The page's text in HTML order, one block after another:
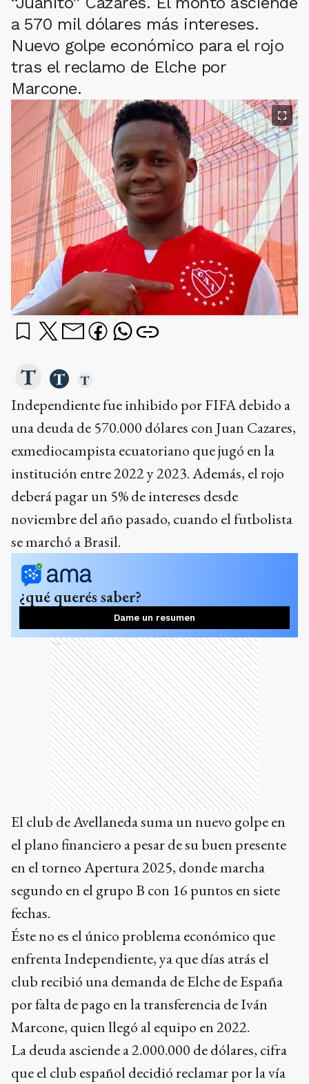
a 570 mil dólares más intereses.
Nuevo golpe económico para el rojo
tras el reclamo de Elche por
Marcone.
Independiente fue inhibido por FIFA debido a
una deuda de 570.000 dólares con Juan Cazares,
exmediocampista ecuatoriano que jugó en la
institución entre 2022 y 2023. Además, el rojo
deberá pagar un 5% de intereses desde
noviembre del año pasado, cuando el futbolista
se marchó a Brasil.
¿qué querés saber?
Dame un resumen
Ads
El club de Avellaneda suma un nuevo golpe en
el plano financiero a pesar de su buen presente
en el torneo Apertura 2025, donde marcha
segundo en el grupo B con 16 puntos en siete
fechas.
Éste no es el único problema económico que
enfrenta Independiente, ya que días atrás el
club recibió una demanda de Elche de España
por falta de pago en la transferencia de Iván
Marcone, quien llegó al equipo en 2022.
La deuda asciende a 2.000.000 de dólares, cifra
que el club español decidió reclamar por la vía